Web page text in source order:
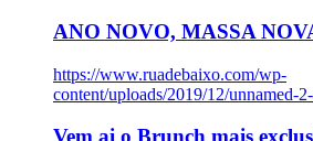
ANO NOVO, MASSA
https://www.ruadebaixo.com/wp-
content/uploads/2019/12/unnamed-